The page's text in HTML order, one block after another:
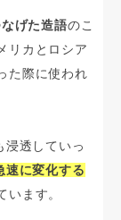
げた造語のこ
リカとロシア
た際に使われ
浸透していっ
速に変化する
います。